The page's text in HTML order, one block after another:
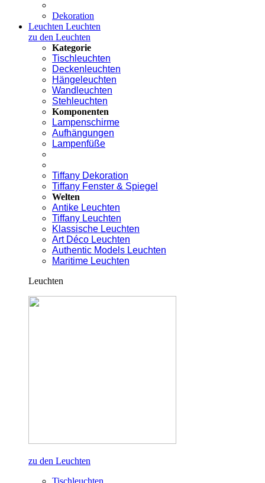
Dekoration
Leuchten Leuchten
zu den Leuchten
Kategorie
Tischleuchten
Deckenleuchten
Hängeleuchten
Wandleuchten
Stehleuchten
Komponenten
Lampenschirme
Aufhängungen
Lampenfüße
Tiffany Dekoration
Tiffany Fenster & Spiegel
Welten
Antike Leuchten
Tiffany Leuchten
Klassische Leuchten
Art Déco Leuchten
Authentic Models Leuchten
Maritime Leuchten
Leuchten
zu den Leuchten
Tischleuchten